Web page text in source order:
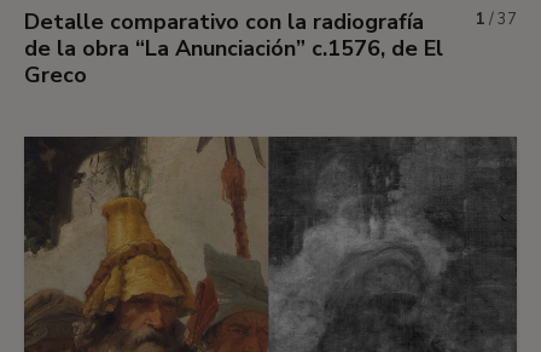
Detalle comparativo con la radiografía
de la obra “La Anunciación” c.1576, de El
Greco
1 /37